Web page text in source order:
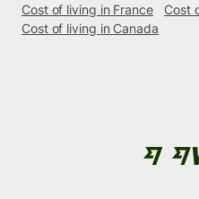
Cost of living in France
Cost
Cost of living in Canada